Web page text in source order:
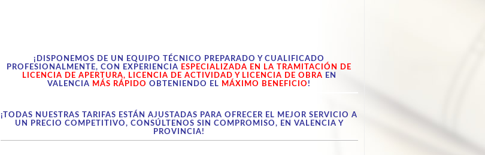
¡DISPONEMOS DE UN EQUIPO TÉCNICO PREPARADO Y CUALIFICADO
PROFESIONALMENTE, CON EXPERIENCIA ESPECIALIZADA EN LA TRAMITACIÓN DE
LICENCIA DE APERTURA, LICENCIA DE ACTIVIDAD Y LICENCIA DE OBRA EN
VALENCIA MÁS RÁPIDOOBTENIENDO EL MÁXIMO BENEFICIO !
¡TODAS NUESTRAS TARIFAS ESTÁN AJUSTADAS PARA OFRECER EL MEJOR SERVICIO A
UN PRECIO COMPETITIVO, CONSÚLTENOS SIN COMPROMISO, EN VALENCIA Y
PROVINCIA!